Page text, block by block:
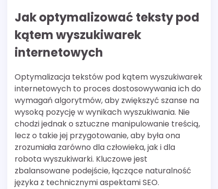
Jak optymalizować teksty pod
kątem wyszukiwarek
internetowych
Optymalizacja tekstów pod kątem wyszukiwarek
internetowych to proces dostosowywania ich do
wymagań algorytmów, aby zwiększyć szanse na
wysoką pozycję w wynikach wyszukiwania. Nie
chodzi jednak o sztuczne manipulowanie treścią,
lecz o takie jej przygotowanie, aby była ona
zrozumiała zarówno dla człowieka, jak i dla
robota wyszukiwarki. Kluczowe jest
zbalansowane podejście, łączące naturalność
języka z technicznymi aspektami SEO.